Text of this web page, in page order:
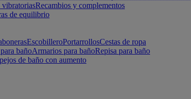
vibratoriasRecambios y complementos
de equilibrio
EscobilleroPortarrollosCestas de ropa
bañoArmarios para bañoRepisa para baño
de baño con aumento